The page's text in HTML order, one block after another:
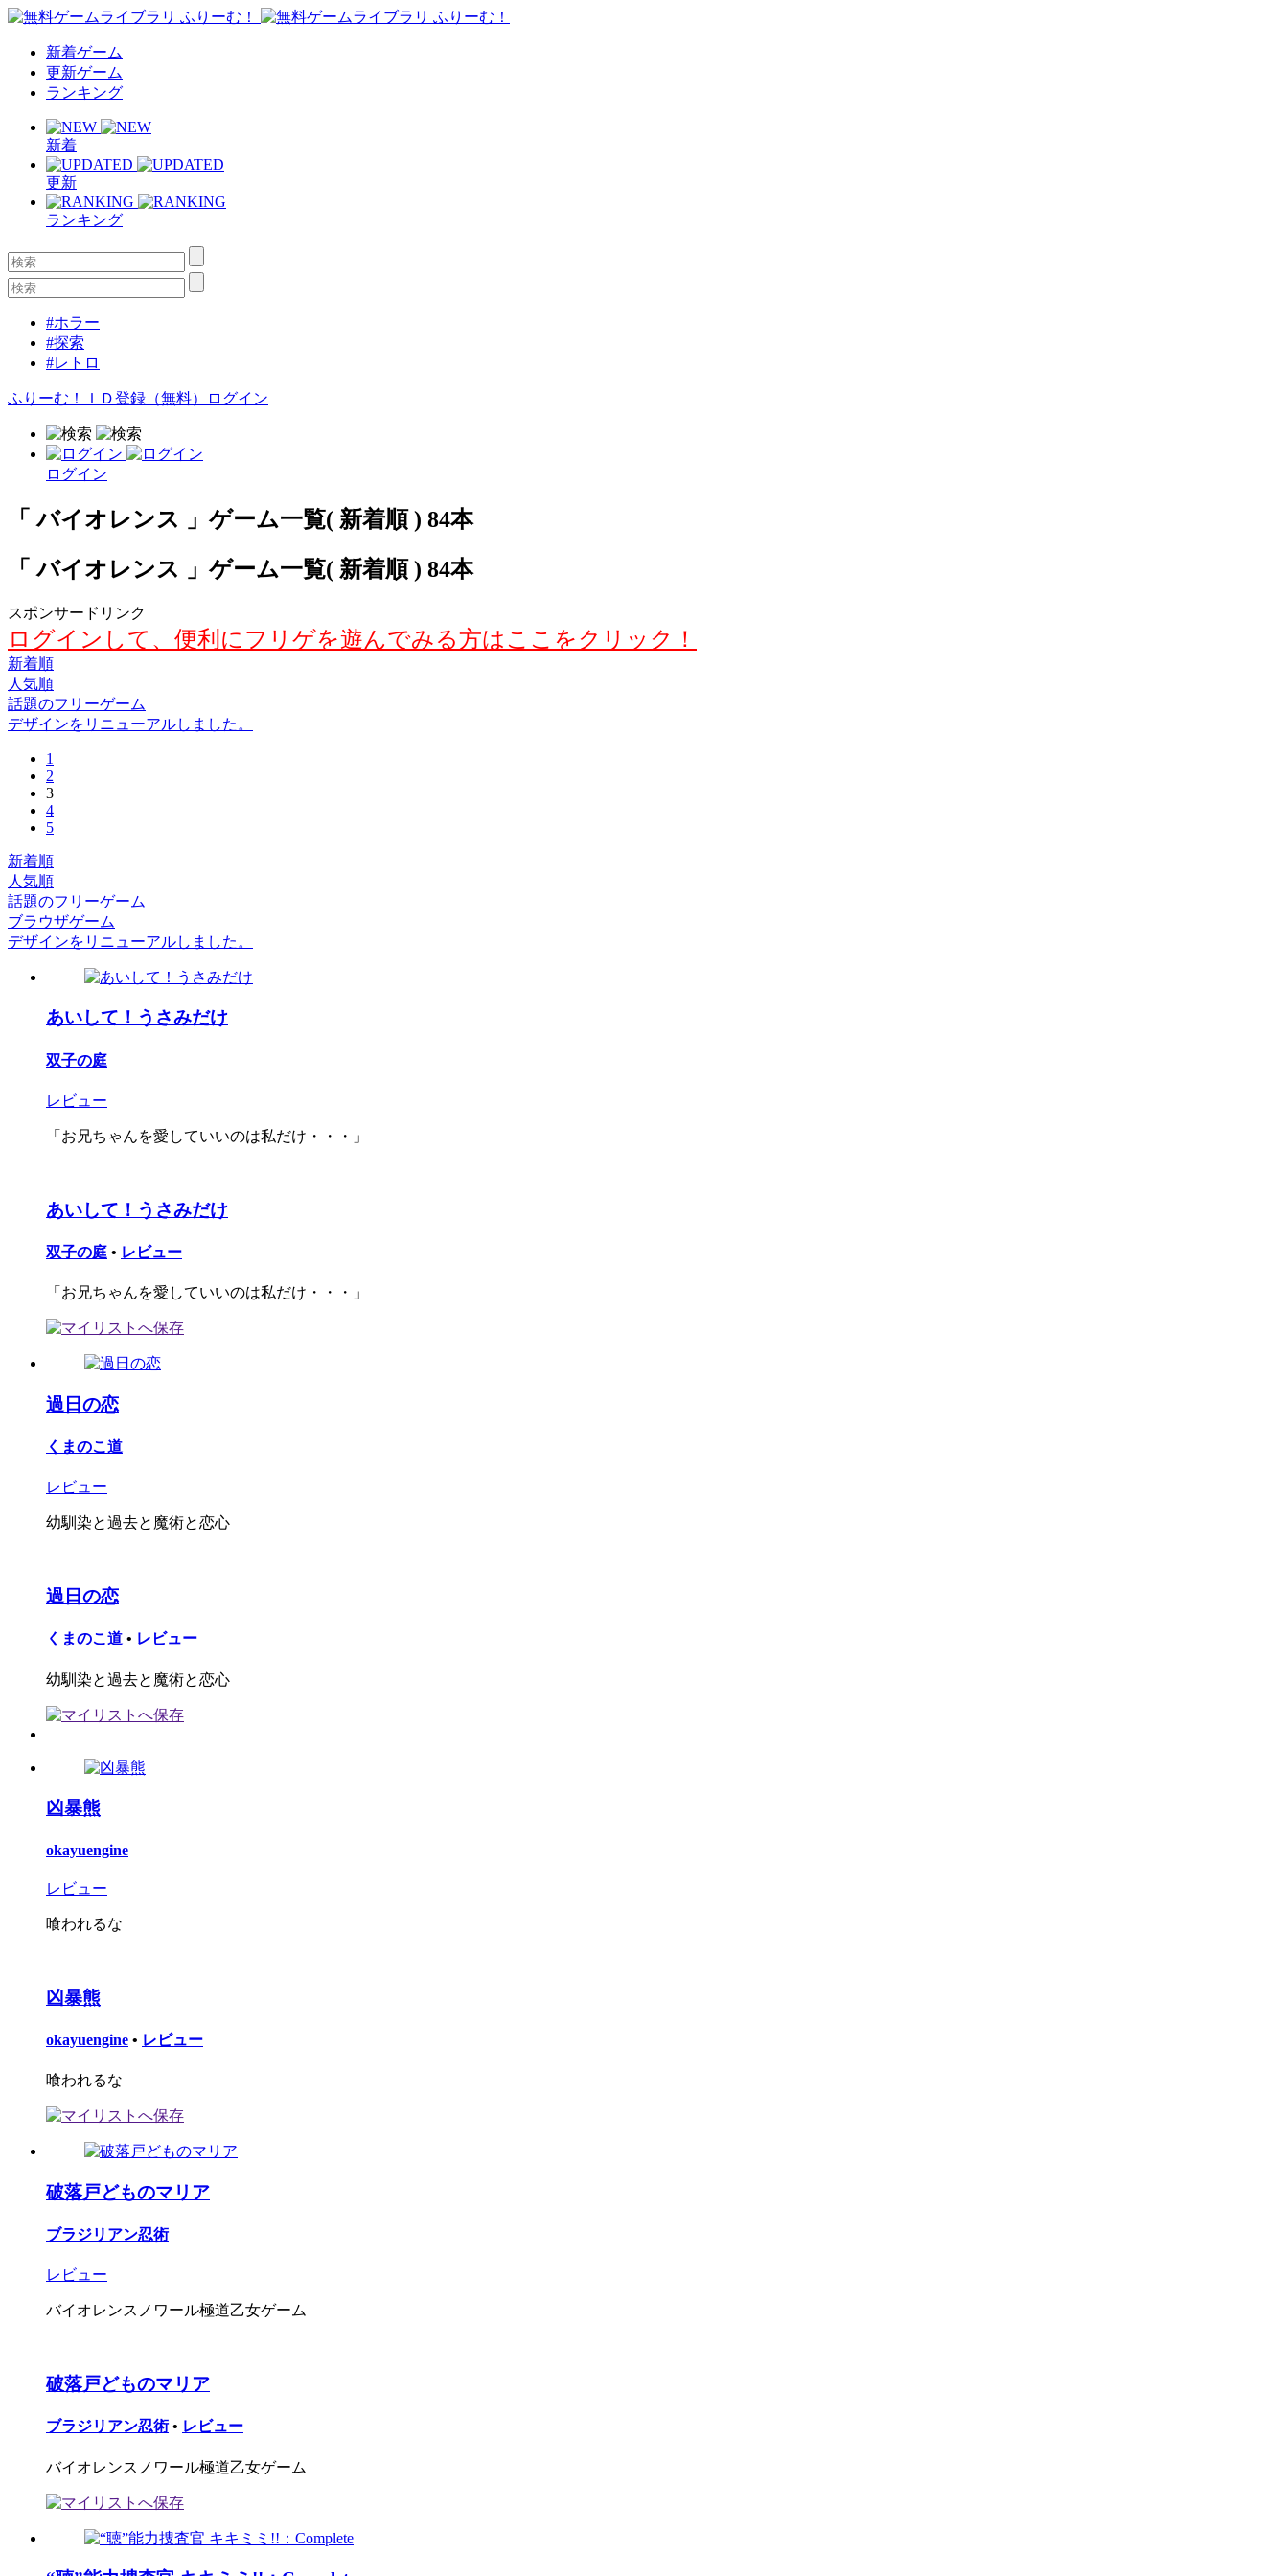
新着ゲーム
更新ゲーム
ランキング
新着
更新
ランキング
#ホラー
#探索
#レトロ
ふりーむ！ＩＤ登録（無料） ログイン
ログイン
「 バイオレンス 」ゲーム一覧( 新着順 ) 84本
「 バイオレンス 」ゲーム一覧( 新着順 ) 84本
スポンサードリンク
ログインして、便利にフリゲを遊んでみる方はここをクリック！
新着順
人気順
話題のフリーゲーム
デザインをリニューアルしました。
1
2
3
4
5
新着順
人気順
話題のフリーゲーム
ブラウザゲーム
デザインをリニューアルしました。
あいして！うさみだけ
双子の庭
レビュー
「お兄ちゃんを愛していいのは私だけ・・・」
あいして！うさみだけ
双子の庭 • レビュー
「お兄ちゃんを愛していいのは私だけ・・・」
過日の恋
くまのこ道
レビュー
幼馴染と過去と魔術と恋心
過日の恋
くまのこ道 • レビュー
幼馴染と過去と魔術と恋心
凶暴熊
okayuengine
レビュー
喰われるな
凶暴熊
okayuengine • レビュー
喰われるな
破落戸どものマリア
ブラジリアン忍術
レビュー
バイオレンスノワール極道乙女ゲーム
破落戸どものマリア
ブラジリアン忍術 • レビュー
バイオレンスノワール極道乙女ゲーム